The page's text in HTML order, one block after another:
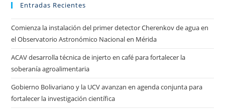
Entradas Recientes
Comienza la instalación del primer detector Cherenkov de agua en
el Observatorio Astronómico Nacional en Mérida
ACAV desarrolla técnica de injerto en café para fortalecer la
soberanía agroalimentaria
Gobierno Bolivariano y la UCV avanzan en agenda conjunta para
fortalecer la investigación científica